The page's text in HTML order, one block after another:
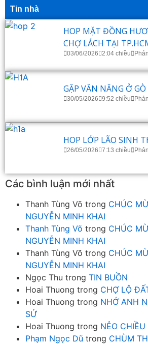
Tin nhà
HOP MẶT ĐỒNG
CHỢ LÁCH TẠI
03/06/2026 2:04 chiều
GẶP VĂN NĂNG Ở GÒ
30/05/2026 9:52 chiều
HOP LỚP LÃO SINH
26/05/2026 7:13 chiều
Các bình luận mới nhất
Thanh Tùng Võ trong CHÚC
NGUYỄN MINH KHAI
Thanh Tùng Võ trong CHÚC
NGUYỄN MINH KHAI
Thanh Tùng Võ trong CHÚC
NGUYỄN MINH KHAI
Ngọc Thu trong TIN BUỒN
Hoai Thuong trong CHỢ LỘ
Hoai Thuong trong NHỚ ANH
SỬ
Hoai Thuong trong NẺO
Phạm Ngọc Dũ trong CHÙM